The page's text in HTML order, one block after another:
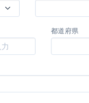
都道府県